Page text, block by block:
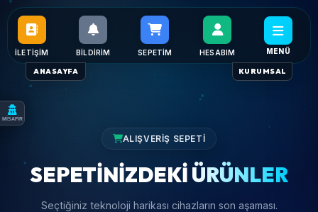
ANASAYFA KURUMSAL
İLETIŞIM BILDIRIM SEPETIM HESABIM MENÜ
ALIŞVERIŞ SEPETI
SEPETINIZDEKIÜRÜNLER
Seçtiğiniz teknoloji harikası cihazların son aşaması.
MİSAFİR